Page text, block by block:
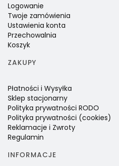
Logowanie
Twoje zamówienia
Ustawienia konta
Przechowalnia
Koszyk
ZAKUPY
Płatności i Wysyłka
Sklep stacjonarny
Polityka prywatności RODO
Polityka prywatności (cookies)
Reklamacje i Zwroty
Regulamin
INFORMACJE